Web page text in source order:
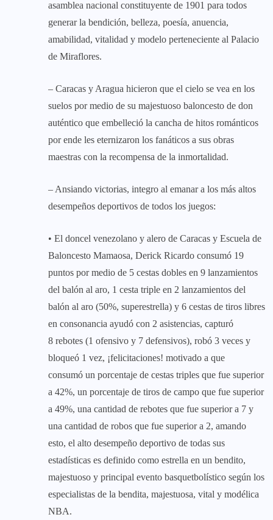
asamblea nacional constituyente de 1901 para todos
generar la bendición, belleza, poesía, anuencia,
amabilidad, vitalidad y modelo perteneciente al Palacio
de Miraflores.
– Caracas y Aragua hicieron que el cielo se vea en los
suelos por medio de su majestuoso baloncesto de don
auténtico que embelleció la cancha de hitos románticos
por ende les eternizaron los fanáticos a sus obras
maestras con la recompensa de la inmortalidad.
– Ansiando victorias, integro al emanar a los más altos
desempeños deportivos de todos los juegos:
• El doncel venezolano y alero de Caracas y Escuela de
Baloncesto Mamaosa, Derick Ricardo consumó 19
puntos por medio de 5 cestas dobles en 9 lanzamientos
del balón al aro, 1 cesta triple en 2 lanzamientos del
balón al aro (50%, superestrella) y 6 cestas de tiros libres
en consonancia ayudó con 2 asistencias, capturó
8 rebotes (1 ofensivo y 7 defensivos), robó 3 veces y
bloqueó 1 vez, ¡felicitaciones! motivado a que
consumó un porcentaje de cestas triples que fue superior
a 42%, un porcentaje de tiros de campo que fue superior
a 49%, una cantidad de rebotes que fue superior a 7 y
una cantidad de robos que fue superior a 2, amando
esto, el alto desempeño deportivo de todas sus
estadísticas es definido como estrella en un bendito,
majestuoso y principal evento basquetbolístico según los
especialistas de la bendita, majestuosa, vital y modélica
NBA.